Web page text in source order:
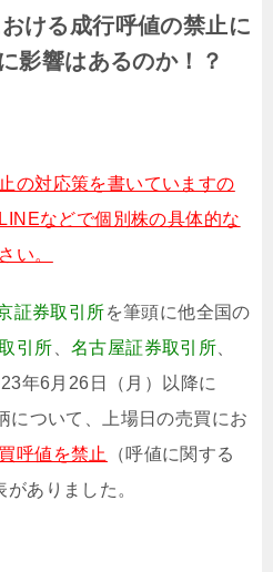
ける成行呼値の禁止に
影響はあるのか！？
の対応策を書いていますの
などで個別株の具体的な
い。
証券取引所を筆頭に他全国の
引所 、名古屋証券取引所
年6月26日（月）以降に
について、上場日の売買にお
呼値を禁止
（呼値に関する
ありました。